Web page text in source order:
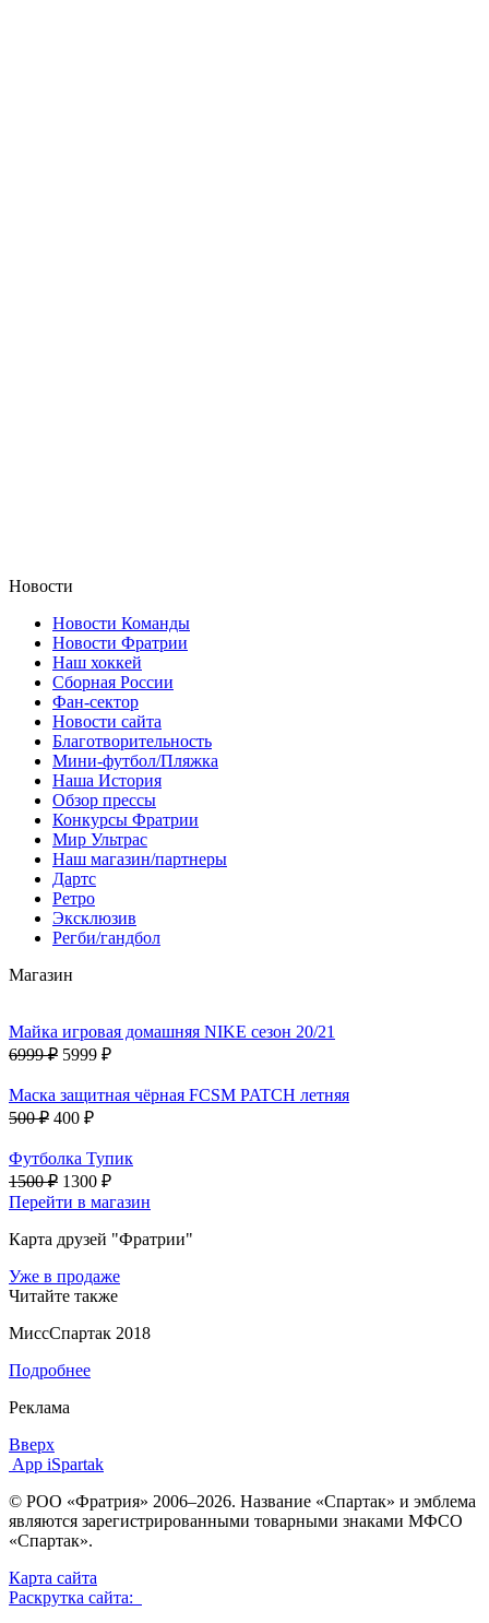
Новости
Новости Команды
Новости Фратрии
Наш хоккей
Сборная России
Фан-cектор
Новости сайта
Благотворительность
Мини-футбол/Пляжка
Наша История
Обзор прессы
Конкурсы Фратрии
Мир Ультрас
Наш магазин/партнеры
Дартс
Ретро
Эксклюзив
Регби/гандбол
Магазин
Майка игровая домашняя NIKE сезон 20/21
6999 ₽ 5999 ₽
Маска защитная чёрная FCSM PATCH летняя
500 ₽ 400 ₽
Футболка Тупик
1500 ₽ 1300 ₽
Перейти в магазин
Карта друзей "Фратрии"
Уже в продаже
Читайте также
МиссСпартак 2018
Подробнее
Реклама
Вверх
App iSpartak
© РОО «Фратрия» 2006–2026. Название «Спартак» и эмблема
являются зарегистрированными товарными знаками МФСО
«Спартак».
Карта сайта
Раскрутка сайта: